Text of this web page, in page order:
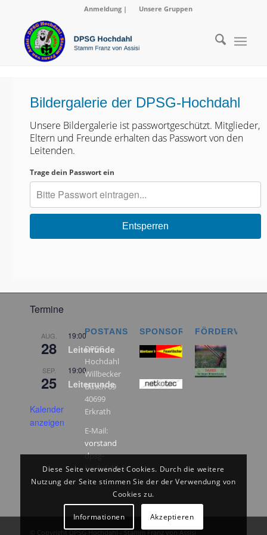
Anmeldung | Unsere Gruppen
Bildergalerie der DPSG-Hochdahl
Unsere Bildergalerie ist passwortgeschützt. Mitglieder,
Eltern und Freunde erhalten das Passwort von den
Leitenden.
Trage dein Passwort ein
Entsperren
Termine
AUG.
28
19:00
Leiterrunde
SEP.
25
19:00
Leiterrunde
Kalender
anzeigen
POSTANSCHRIFT
DPSG
Hochdahl
Willbecker
Busch 69
40699
Erkrath
E-Mail:
vorstand
dpsg-
hochdahl.de
SPONSORENFÖRDERVEREIN
© Copyright DPSG Hochdahl - Stamm Franz von Assisi
Diese Seite verwendet Cookies. Durch die weitere
Nutzung der Seite stimmen Sie der der Verwendung von
Cookies zu.
Informationen Akzeptieren